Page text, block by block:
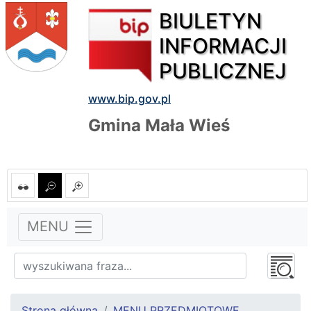
BIULETYN
INFORMACJI
PUBLICZNEJ
www.bip.gov.pl
Gmina Mała Wieś
MENU